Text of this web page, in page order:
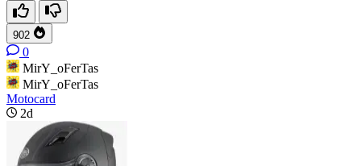
902
0
MirY_oFerTas
MirY_oFerTas
Motocard
2d